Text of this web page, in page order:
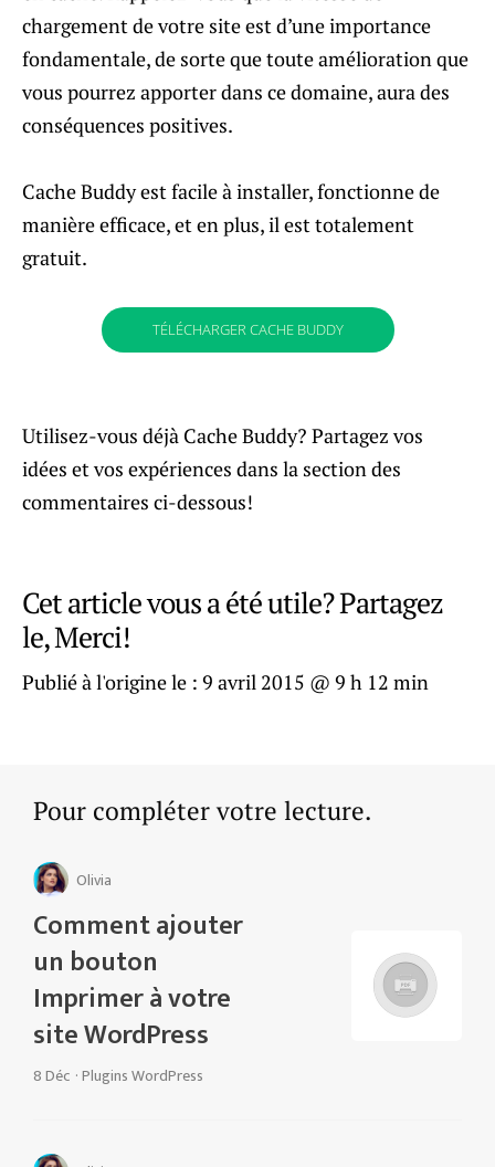
chargement de votre site est d’une importance
fondamentale, de sorte que toute amélioration que
vous pourrez apporter dans ce domaine, aura des
conséquences positives.
Cache Buddy est facile à installer, fonctionne de
manière efficace, et en plus, il est totalement
gratuit.
TÉLÉCHARGER CACHE BUDDY
Utilisez-vous déjà Cache Buddy? Partagez vos
idées et vos expériences dans la section des
commentaires ci-dessous!
Cet article vous a été utile? Partagez
le, Merci!
Publié à l'origine le : 9 avril 2015 @ 9 h 12 min
Pour compléter votre lecture.
Olivia
Comment ajouter
un bouton
Imprimer à votre
site WordPress
8 Déc ·Plugins WordPress